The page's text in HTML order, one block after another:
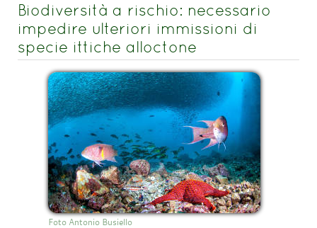
Biodiversità a rischio: necessario
impedire ulteriori immissioni di
specie ittiche alloctone
Foto Antonio Busiello